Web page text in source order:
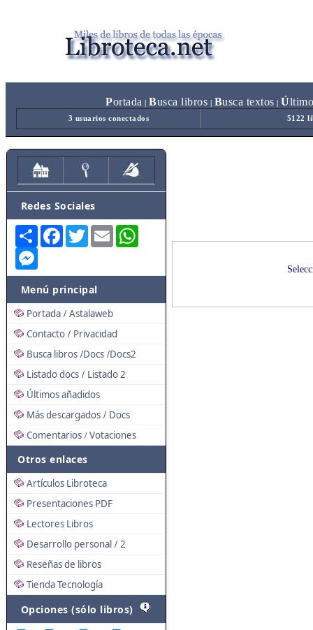
Portada Busca libros Busca textos Ú
3 usuarios conectados 5122
Redes Sociales
Share FacebookTwitterEmail
Menú principal
Portada / Astalaweb
Contacto / Privacidad
Busca libros /Docs /Docs2
Listado docs / Listado 2
Últimos añadidos
Más descargados / Docs
Comentarios / Votaciones
Otros enlaces
Artículos Libroteca
Presentaciones PDF
Lectores Libros
Desarrollo personal / 2
Reseñas de libros
Tienda Tecnología
Opciones (sólo libros)